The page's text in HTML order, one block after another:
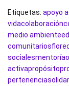
Etiquetas: apoyo
vidacolaboración
medio ambiente
comunitarios
socialesmentoría
activapropósito
pertenencia